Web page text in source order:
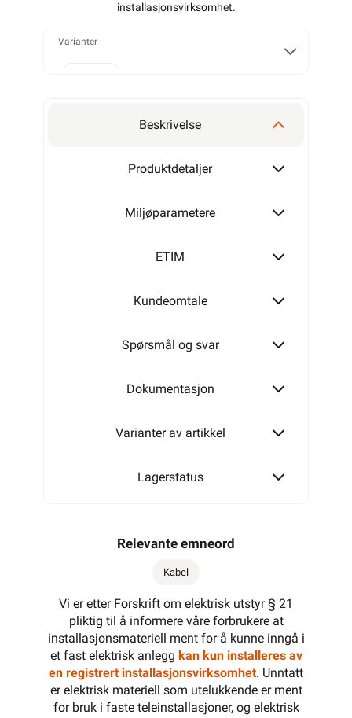
installasjonsvirksomhet.
Varianter
3G1
3G2,5
Beskrivelse
Produktdetaljer
Miljøparametere
ETIM
Kundeomtale
Spørsmål og svar
Dokumentasjon
Varianter av artikkel
Lagerstatus
Relevante emneord
Kabel
Vi er etter Forskrift om elektrisk utstyr § 21
pliktig til å informere våre forbrukere at
installasjonsmateriell ment for å kunne inngå i
et fast elektrisk anlegg kan kun installeres av
en registrert installasjonsvirksomhet. Unntatt
er elektrisk materiell som utelukkende er ment
for bruk i faste teleinstallasjoner, og elektrisk